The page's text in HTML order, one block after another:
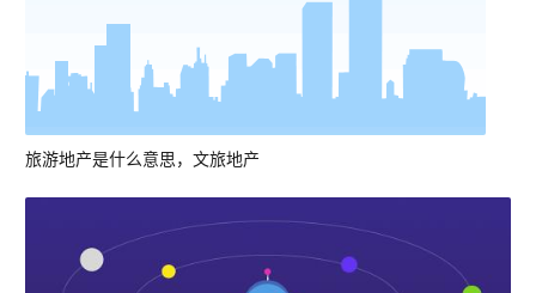
旅游地产是什么意思，文旅地产